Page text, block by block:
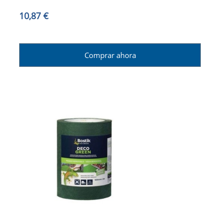
10,87 €
Comprar ahora